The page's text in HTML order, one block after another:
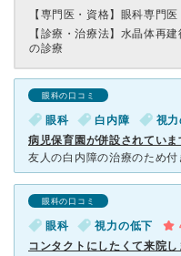
【専門医・資格】 眼科専門医
【診療・治療法】 水晶体再
の診療
眼科の口コミ
眼科 白内障 視
病児保育園が併設されていま
眼科の口コミ
眼科 視力の低下
コンタクトにしたくて来院し